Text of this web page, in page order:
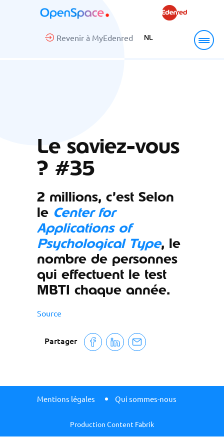
Revenir à MyEdenred NL
Le saviez-vous
? #35
2 millions, c’est Selon
le Center for
Applications of
Psychological Type, le
nombre de personnes
qui effectuent le test
MBTI chaque année.
Source
Partager
Mentions légales Qui sommes-nous
Production Content Fabrik